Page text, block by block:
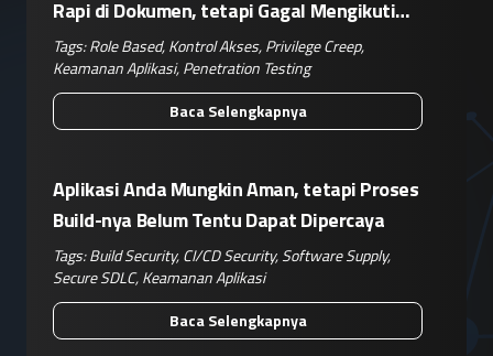
Rapi di Dokumen, tetapi Gagal Mengikuti
Operasional Nyata
Tags:Role Based,Kontrol Akses,Privilege Creep,
Keamanan Aplikasi,Penetration Testing
Baca Selengkapnya
Aplikasi Anda Mungkin Aman, tetapi Proses
Build-nya Belum Tentu Dapat Dipercaya
Tags:Build Security,CI/CD Security,Software Supply,
Secure SDLC,Keamanan Aplikasi
Baca Selengkapnya